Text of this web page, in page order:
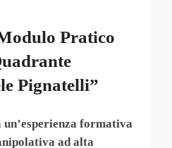
Pratico
Pignatelli”
formativa
ad alta